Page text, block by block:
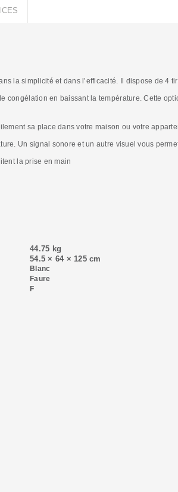
la simplicité et dans l’efficacité. Il dispose de 4
congélation en baissant la température. Cette
sa place dans votre maison ou votre
Un signal sonore et un autre visuel vous
la prise en main
44.75 kg
54.5 × 64 × 125 cm
Blanc
Faure
F